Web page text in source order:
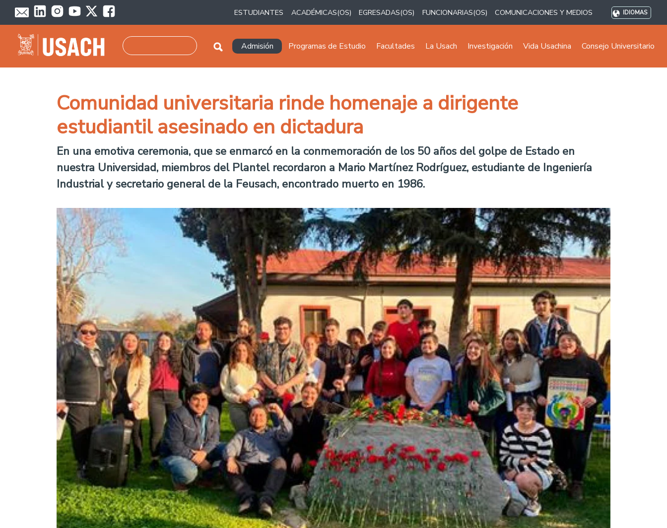
Pasar al contenido principal
ESTUDIANTES ACADÉMICAS(OS) EGRESADAS(OS) FUNCIONARIAS(OS) COMUNICACIONES Y MEDIOS IDIOMAS
Navegación principal
Admisión Programas de Estudio Facultades La Usach Investigación Vida Usachina Consejo Universitario
Comunidad universitaria rinde homenaje a dirigente
estudiantil asesinado en dictadura
En una emotiva ceremonia, que se enmarcó en la conmemoración de los 50 años del golpe de Estado en
nuestra Universidad, miembros del Plantel recordaron a Mario Martínez Rodríguez, estudiante de Ingeniería
Industrial y secretario general de la Feusach, encontrado muerto en 1986.